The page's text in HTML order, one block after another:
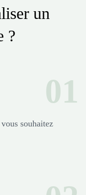
un
?
souhaitez